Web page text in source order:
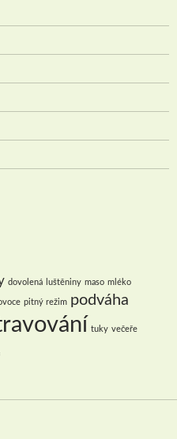
dovolená luštěniny maso mléko
pitný režim podváha
tuky večeře